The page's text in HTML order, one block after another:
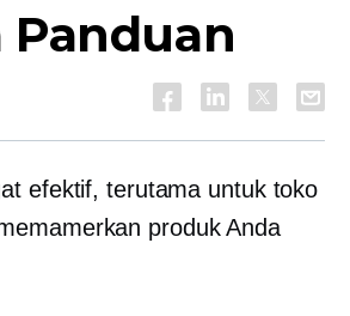
Panduan
efektif, terutama untuk toko
produk Anda